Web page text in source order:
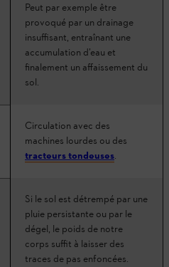
Peut par exemple être
provoqué par un drainage
insuffisant, entraînant une
accumulation d’eau et
finalement un affaissement du
sol.
Circulation avec des
machines lourdes ou des
tracteurs tondeuses.
Si le sol est détrempé par une
pluie persistante ou par le
dégel, le poids de notre
corps suffit à laisser des
traces de pas enfoncées.